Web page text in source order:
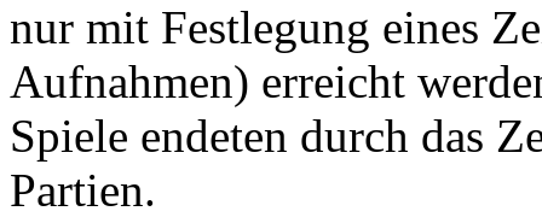
nur mit Festlegung eines
Aufnahmen) erreicht
Spiele endeten durch das
Partien.